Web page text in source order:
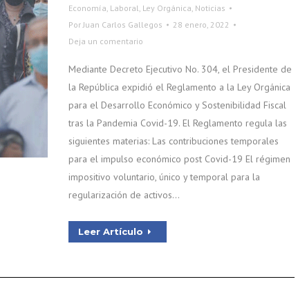
Economía, Laboral, Ley Orgánica, Noticias
PorJuan Carlos Gallegos
28 enero, 2022
Deja un comentario
Mediante Decreto Ejecutivo No. 304, el Presidente de
la República expidió el Reglamento a la Ley Orgánica
para el Desarrollo Económico y Sostenibilidad Fiscal
tras la Pandemia Covid-19. El Reglamento regula las
siguientes materias: Las contribuciones temporales
para el impulso económico post Covid-19 El régimen
impositivo voluntario, único y temporal para la
regularización de activos…
Leer Artículo